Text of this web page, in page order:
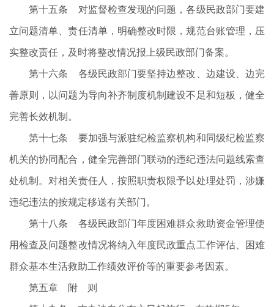
第十五条 对监督检查发现的问题，各级民政部门要建
立问题清单、责任清单，明确整改时限，规范台账管理，压
实整改责任，及时将整改情况报上级民政部门备案。
第十六条 各级民政部门要坚持边整改、边建设、边完
善原则，以问题为导向补齐制度机制建设不足和短板，健全
完善长效机制。
第十七条 要加强与派驻纪检监察机构和同级纪检监察
机关的协同配合，健全完善部门联动的违纪违法问题线索查
处机制。对相关责任人，按照职责权限予以处理处罚，涉嫌
违纪违法的按规定移送有关部门。
第十八条 各级民政部门年度困难群众救助资金管理使
用检查及问题整改情况将纳入年度民政重点工作评估、困难
群众基本生活救助工作绩效评价等的重要参考因素。
第五章 附 则